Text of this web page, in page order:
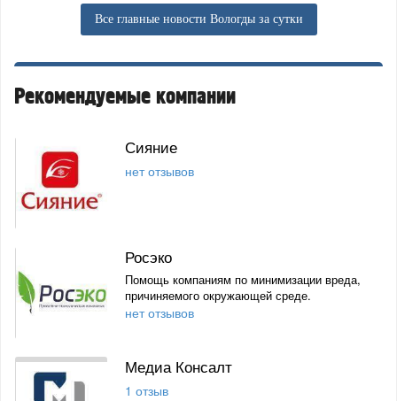
Все главные новости Вологды за сутки
Рекомендуемые компании
Сияние
нет отзывов
Росэко
Помощь компаниям по минимизации вреда,
причиняемого окружающей среде.
нет отзывов
Медиа Консалт
1 отзыв